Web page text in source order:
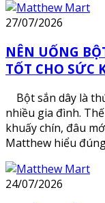
27/07/2026
NÊN UỐNG
TỐT CHO SỨC
Bột sắn dây là
nhiều gia đình.
khuấy chín, đâu
Matthew hiểu
24/07/2026